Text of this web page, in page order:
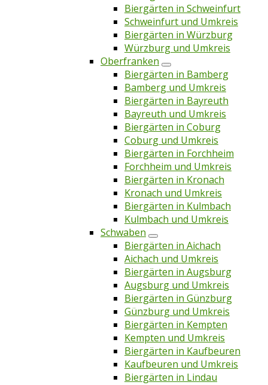
Biergärten in Schweinfurt
Schweinfurt und Umkreis
Biergärten in Würzburg
Würzburg und Umkreis
Oberfranken
Biergärten in Bamberg
Bamberg und Umkreis
Biergärten in Bayreuth
Bayreuth und Umkreis
Biergärten in Coburg
Coburg und Umkreis
Biergärten in Forchheim
Forchheim und Umkreis
Biergärten in Kronach
Kronach und Umkreis
Biergärten in Kulmbach
Kulmbach und Umkreis
Schwaben
Biergärten in Aichach
Aichach und Umkreis
Biergärten in Augsburg
Augsburg und Umkreis
Biergärten in Günzburg
Günzburg und Umkreis
Biergärten in Kempten
Kempten und Umkreis
Biergärten in Kaufbeuren
Kaufbeuren und Umkreis
Biergärten in Lindau